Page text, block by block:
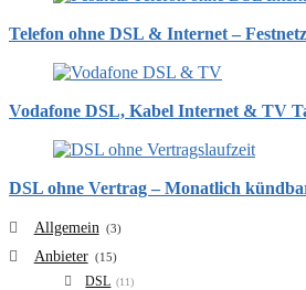
Telefon ohne DSL & Internet –
Vodafone DSL, Kabel Internet & TV
DSL ohne Vertrag – Monatlich
Allgemein (3)
Anbieter (15)
DSL (11)